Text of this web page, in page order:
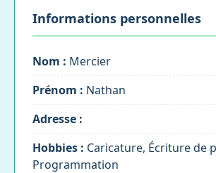
Informations personnelles
Nom : Mercier
Prénom : Nathan
Adresse :
Hobbies : Caricature, Écriture de
Programmation